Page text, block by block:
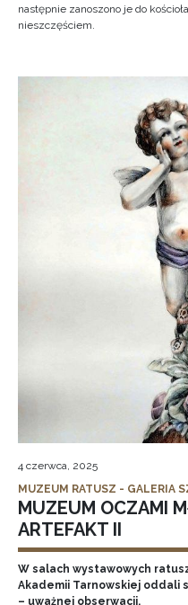
następnie zanoszono je do
nieszczęściem.
4 czerwca, 2025
MUZEUM RATUSZ - GALERIA
MUZEUM OCZAMI
ARTEFAKT II
W salach wystawowych
Akademii Tarnowskiej oddali
– uważnej obserwacji.